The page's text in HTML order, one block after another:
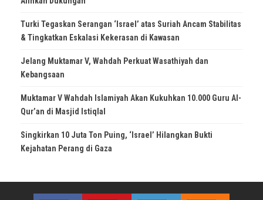
Turki Tegaskan Serangan ‘Israel’ atas Suriah Ancam Stabilitas
& Tingkatkan Eskalasi Kekerasan di Kawasan
Jelang Muktamar V, Wahdah Perkuat Wasathiyah dan
Kebangsaan
Muktamar V Wahdah Islamiyah Akan Kukuhkan 10.000 Guru Al-
Qur’an di Masjid Istiqlal
Singkirkan 10 Juta Ton Puing, ‘Israel’ Hilangkan Bukti
Kejahatan Perang di Gaza